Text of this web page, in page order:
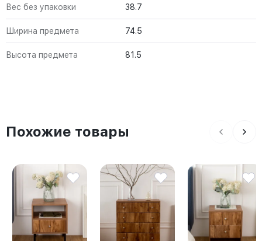
Вес без упаковки 38.7
Ширина предмета 74.5
Высота предмета 81.5
Похожие товары